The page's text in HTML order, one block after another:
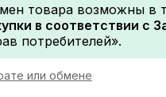
товара возможны в
в соответствии с
потребителей».
или обмене